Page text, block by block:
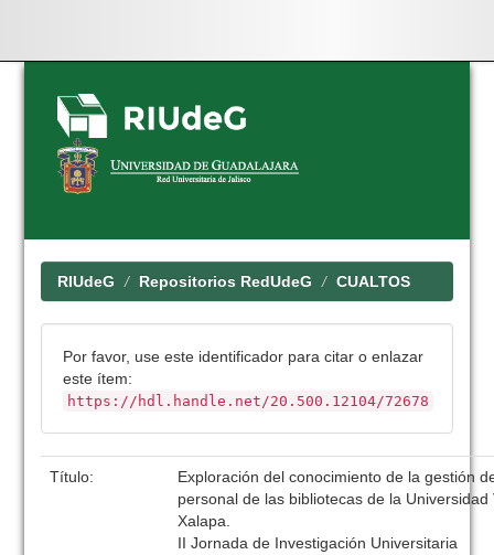
Skip
navigation
RIUdeG Repositorios RedUdeG CUALTOS
Por favor, use este identificador para citar o enlazar
este ítem:
https://hdl.handle.net/20.500.12104/72678
Título:
Exploración del conocimiento de la gestión
personal de las bibliotecas de la
Xalapa.
II Jornada de Investigación Universitaria